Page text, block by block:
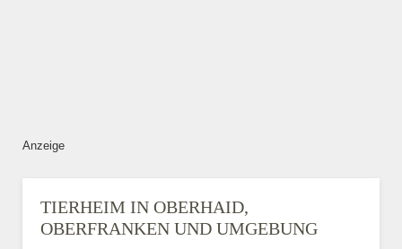
Anzeige
TIERHEIM IN OBERHAID,
OBERFRANKEN UND UMGEBUNG